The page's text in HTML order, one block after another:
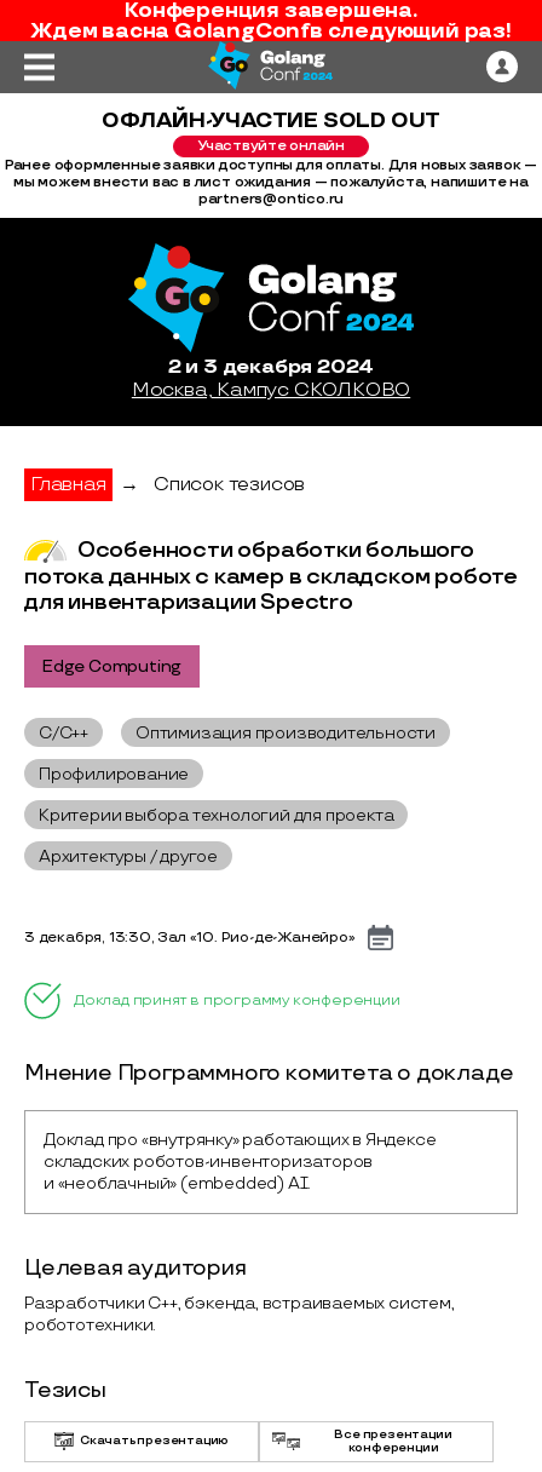
Конференция завершена.
Ждем васна GolangConfв следующий раз!
ОФЛАЙН-УЧАСТИЕ SOLD OUT
Участвуйте онлайн
Ранее оформленные заявки доступны для оплаты. Для новых заявок —
мы можем внести вас в лист ожидания — пожалуйста, напишите на
partners@ontico.ru
2 и 3 декабря 2024
Москва, Кампус СКОЛКОВО
Главная → Список тезисов
Особенности обработки большого
потока данных с камер в складском роботе
для инвентаризации Spectro
Edge Computing
C/C++
Оптимизация производительности
Профилирование
Критерии выбора технологий для проекта
Архитектуры / другое
3 декабря, 13:30, Зал «10. Рио-де-Жанейро»
Доклад принят в программу конференции
Мнение Программного комитета о докладе
Доклад про «внутрянку» работающих в Яндексе
складских роботов-инвенторизаторов
и «необлачный» (embedded) AI.
Целевая аудитория
Разработчики C++, бэкенда, встраиваемых систем,
робототехники.
Тезисы
Скачать презентацию
Все презентации
конференции